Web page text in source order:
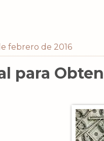
febrero de 2016
para